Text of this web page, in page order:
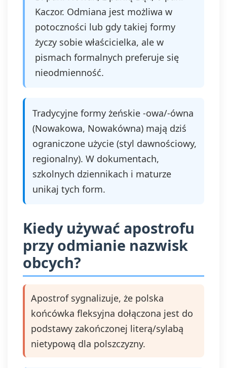
Kaczor. Odmiana jest możliwa w
potoczności lub gdy takiej formy
życzy sobie właścicielka, ale w
pismach formalnych preferuje się
nieodmienność.
Tradycyjne formy żeńskie -owa/-ówna
(Nowakowa, Nowakówna) mają dziś
ograniczone użycie (styl dawnościowy,
regionalny). W dokumentach,
szkolnych dziennikach i maturze
unikaj tych form.
Kiedy używać apostrofu
przy odmianie nazwisk
obcych?
Apostrof sygnalizuje, że polska
końcówka fleksyjna dołączona jest do
podstawy zakończonej literą/sylabą
nietypową dla polszczyzny.